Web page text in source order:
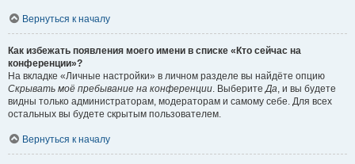
Вернуться к началу
Как избежать появления моего имени в списке «Кто сейчас на
конференции»?
На вкладке «Личные настройки» в личном разделе вы найдёте опцию
Скрывать моё пребывание на конференции . Выберите Да , и вы будете
видны только администраторам, модераторам и самому себе. Для всех
остальных вы будете скрытым пользователем.
Вернуться к началу